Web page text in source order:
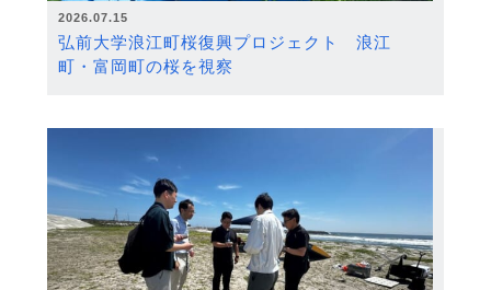
2026.07.15
弘前大学浪江町桜復興プロジェクト 浪江
町・富岡町の桜を視察